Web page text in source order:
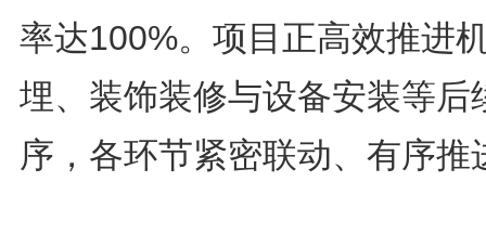
率达100%。项目正高效推进
埋、装饰装修与设备安装等后
序，各环节紧密联动、有序推